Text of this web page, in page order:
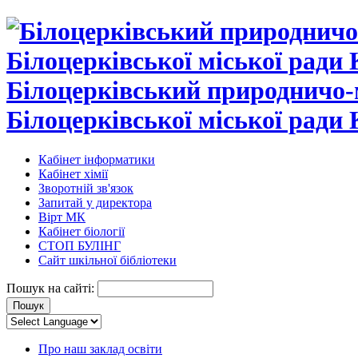
Білоцерківський
Білоцерківської міської ради
Кабінет інформатики
Кабінет хімії
Зворотній зв'язок
Запитай у директора
Вірт МК
Кабінет біології
СТОП БУЛІНГ
Сайт шкільної бібліотеки
Пошук на сайті:
Про наш заклад освіти